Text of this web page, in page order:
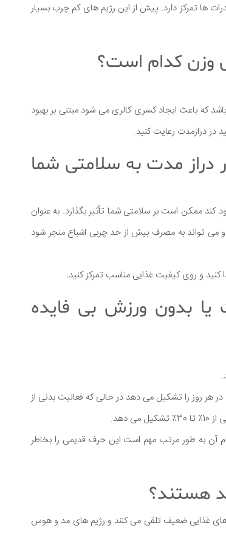
ها تمرکز دارد. پیش از این رژیم های کم چرب بسیار
وزن کدام است؟
که باعث ایجاد کسری کالری می شود مبتنی بر بهبود
در درازمدت رعایت کنید.
دراز مدت به سلامتی شما
ممکن است بر سلامتی شما تأثیر بگذارد. به عنوان
و می تواند به مصرف بیش از حد چربی اشباع منجر شود
کنید و روی کیفیت غذایی مناسب تمرکز کنید.
یا بدون ورزش بی فایده
است که خوردن و نوشیدن 100٪ کالری مصرفی در هر روز را تشکیل می دهد در حالی که فعالیت بدنی از
دهد.
آن به طور مرتب مهم است این حرف قدیمی را بخاطر
هستند؟
های غذایی ضعیف تلقی می كنند و رژیم های مد و هوس